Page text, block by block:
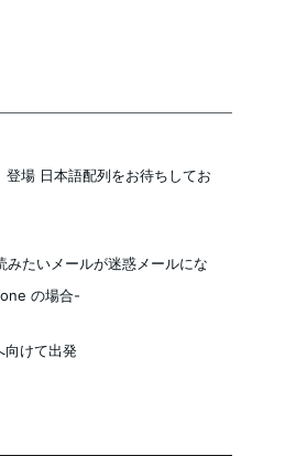
場 日本語配列をお待ちしてお
たいメールが迷惑メールにな
の場合-
向けて出発